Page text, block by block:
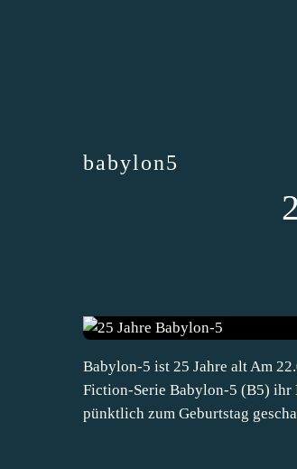
babylon5
Babylon-5 ist 25 Jahre alt Am
Fiction-Serie Babylon-5 (B5) ihr
pünktlich zum Geburtstag